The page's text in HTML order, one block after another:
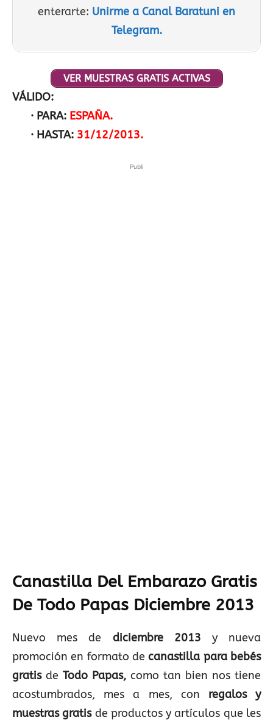
enterarte: Unirme a Canal Baratuni en
Telegram.
VER MUESTRAS GRATIS ACTIVAS
VÁLIDO:
· PARA: ESPAÑA.
· HASTA: 31/12/2013.
Publi
Canastilla Del Embarazo Gratis
De Todo Papas Diciembre 2013
Nuevo mes de diciembre 2013 y nueva
promoción en formato decanastilla para bebés
gratisde Todo Papas, como tan bien nos tiene
acostumbrados, mes a mes, con regalos y
muestras gratisde productos y artículos que les